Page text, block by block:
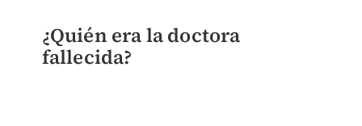
¿Quién era la doctora
fallecida?